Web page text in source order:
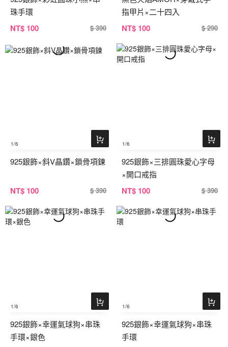
珠手環
NT$ 100 $ 390
指甲片×二十四入
NT$ 100 $ 290
1/6
925銀飾×斜V晶鑽×鎖骨項鍊
NT$ 100 $ 390
1/6
925銀飾×三排圓珠愛心字母
×開口戒指
NT$ 100 $ 390
1/6
925銀飾×幸運氣球狗×串珠
手環×銀色
1/6
925銀飾×幸運氣球狗×串珠
手環